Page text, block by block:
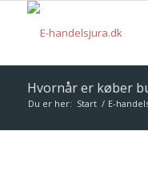
Hvornår er køber
Du er her: Start / E-